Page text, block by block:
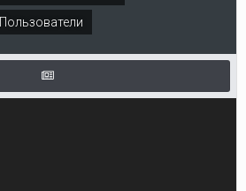
Пользователи